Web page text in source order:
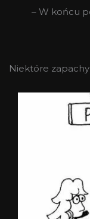
– W końcu
Niektóre zapachy